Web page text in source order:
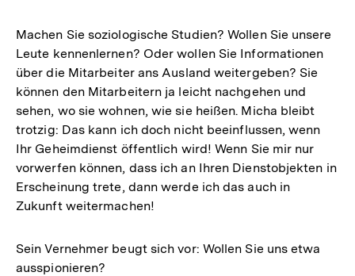
Machen Sie soziologische Studien? Wollen Sie unsere
Leute kennenlernen? Oder wollen Sie Informationen
über die Mitarbeiter ans Ausland weitergeben? Sie
können den Mitarbeitern ja leicht nachgehen und
sehen, wo sie wohnen, wie sie heißen. Micha bleibt
trotzig: Das kann ich doch nicht beeinflussen, wenn
Ihr Geheimdienst öffentlich wird! Wenn Sie mir nur
vorwerfen können, dass ich an Ihren Dienst­objekten in
Erscheinung trete, dann werde ich das auch in
Zukunft weitermachen!
Sein Vernehmer beugt sich vor: Wollen Sie uns etwa
ausspionieren?